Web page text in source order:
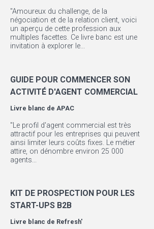
"Amoureux du challenge, de la
négociation et de la relation client, voici
un aperçu de cette profession aux
multiples facettes. Ce livre banc est une
invitation à explorer le...
GUIDE POUR COMMENCER SON
ACTIVITÉ D'AGENT COMMERCIAL
Livre blanc de APAC
"Le profil d'agent commercial est très
attractif pour les entreprises qui peuvent
ainsi limiter leurs coûts fixes. Le métier
attire, on dénombre environ 25 000
agents...
KIT DE PROSPECTION POUR LES
START-UPS B2B
Livre blanc de Refresh'